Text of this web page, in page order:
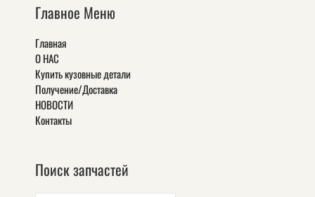
Главное Меню
Главная
О НАС
Купить кузовные детали
Получение/Доставка
НОВОСТИ
Контакты
Поиск запчастей